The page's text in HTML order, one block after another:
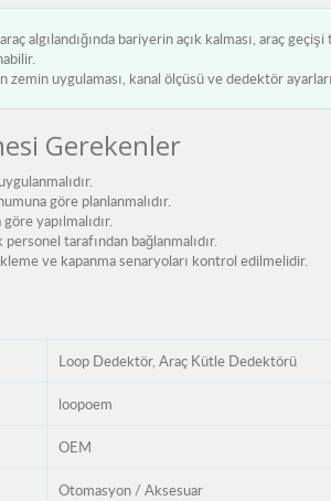
algılandığında bariyerin açık kalması, araç
zemin uygulaması, kanal ölçüsü ve dedektör
Gerekenler
göre planlanmalıdır.
yapılmalıdır.
tarafından bağlanmalıdır.
ve kapanma senaryoları kontrol edilmelidir.
Loop Dedektör, Araç Kütle Dedektörü
loopoem
OEM
Otomasyon / Aksesuar